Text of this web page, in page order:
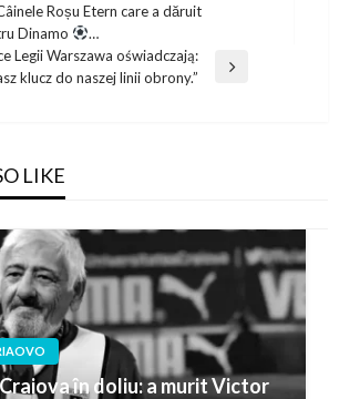
Roșu Etern care a dăruit
Dinamo
…
Legii Warszawa oświadczają:
klucz do naszej linii obrony.”
LIKE
în doliu: a murit Victor